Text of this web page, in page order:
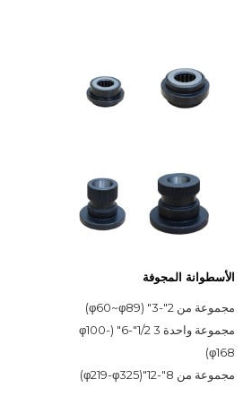
الأسطوانة المجوفة
مجموعة من 2"-3" (φ60~φ89)
مجموعة واحدة 3 1/2"-6" (φ100-
φ168)
مجموعة من 8"-12"(φ219-φ325)